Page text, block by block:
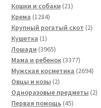
товар
Кошки и собаки 2121
Крема 12841284
товара
Крупный рогатый скот 22
Кушетка 11
товар
Лошади 39653965
товаров
Мама и ребенок 33773377
товаров
Мужская косметика 26942694
Овцы и козы 22
товара
Одноразовые предметы 22
Первая помощь 4545